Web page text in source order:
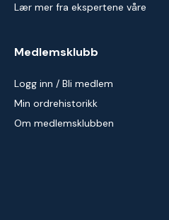
Lær mer fra ekspertene våre
Medlemsklubb
Logg inn / Bli medlem
Min ordrehistorikk
Om medlemsklubben